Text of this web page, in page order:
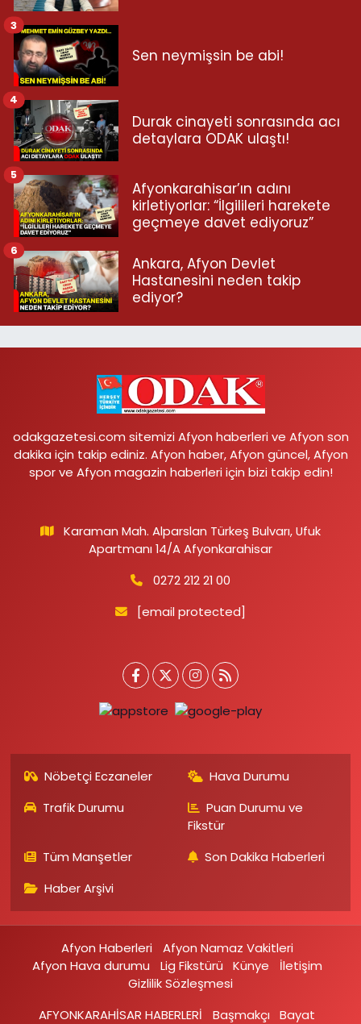
Sen neymişsin be abi!
3
Durak cinayeti sonrasında acı
detaylara ODAK ulaştı!
4
Afyonkarahisar’ın adını
kirletiyorlar: “İlgilileri harekete
geçmeye davet ediyoruz”
5
Ankara, Afyon Devlet
Hastanesini neden takip
ediyor?
6
odakgazetesi.com sitemizi Afyon haberleri ve Afyon son
dakika için takip ediniz. Afyon haber, Afyon güncel, Afyon
spor ve Afyon magazin haberleri için bizi takip edin!
Karaman Mah. Alparslan Türkeş Bulvarı, Ufuk
Apartmanı 14/A Afyonkarahisar
0272 212 21 00
[email protected]
Nöbetçi Eczaneler
Hava Durumu
Trafik Durumu
Puan Durumu ve
Fikstür
Tüm Manşetler
Son Dakika Haberleri
Haber Arşivi
Afyon Haberleri
Afyon Namaz Vakitleri
Afyon Hava durumu
Lig Fikstürü Künye
İletişim
Gizlilik Sözleşmesi
AFYONKARAHİSAR HABERLERİ
Başmakçı Bayat